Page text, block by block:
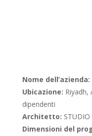
Nome dell’azienda:
Ubicazione: Riyadh,
dipendenti
Architetto: STUDIO
Dimensioni del